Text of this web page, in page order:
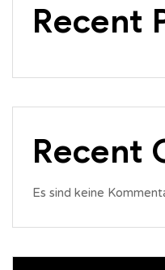
Recent
Recent
Es sind keine